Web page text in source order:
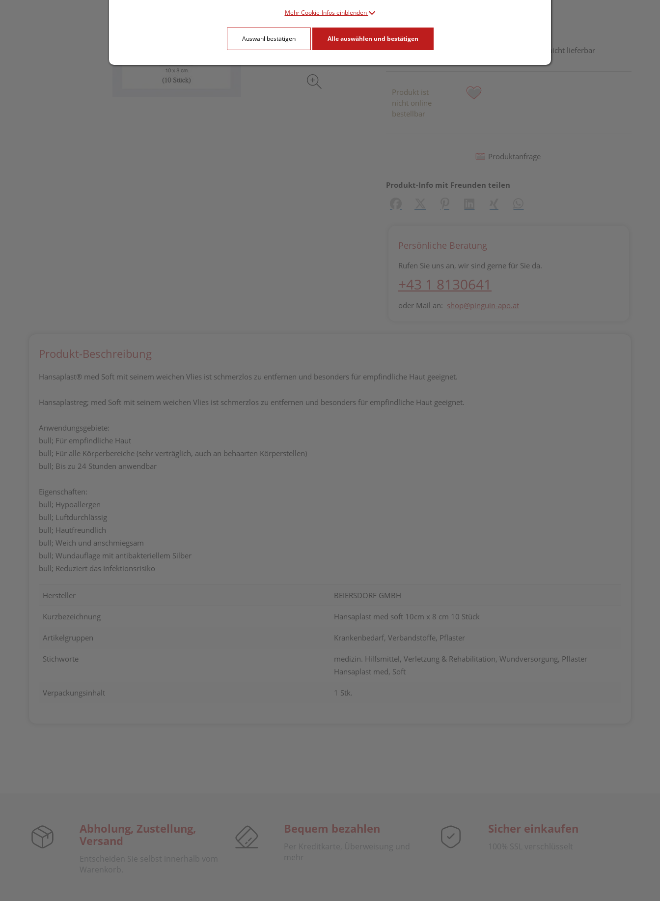
Dieses Produkt ist derzeit vom Hersteller nicht lieferbar
Produkt ist
nicht online
bestellbar
Produktanfrage
Produkt-Info mit Freunden teilen
Persönliche Beratung
Rufen Sie uns an, wir sind gerne für Sie da.
+43 1 8130641
oder Mail an: shop@pinguin-apo.at
Produkt-Beschreibung
Hansaplast® med Soft mit seinem weichen Vlies ist schmerzlos zu entfernen und besonders für empfindliche Haut geeignet.
Hansaplastreg; med Soft mit seinem weichen Vlies ist schmerzlos zu entfernen und besonders für empfindliche Haut geeignet.
Anwendungsgebiete:
bull; Für empfindliche Haut
bull; Für alle Körperbereiche (sehr verträglich, auch an behaarten Körperstellen)
bull; Bis zu 24 Stunden anwendbar
Eigenschaften:
bull; Hypoallergen
bull; Luftdurchlässig
bull; Hautfreundlich
bull; Weich und anschmiegsam
bull; Wundauflage mit antibakteriellem Silber
bull; Reduziert das Infektionsrisiko
Hersteller BEIERSDORF GMBH
Kurzbezeichnung Hansaplast med soft 10cm x 8 cm 10 Stück
Artikelgruppen Krankenbedarf, Verbandstoffe, Pflaster
Stichworte
medizin. Hilfsmittel, Verletzung & Rehabilitation, Wundversorgung, Pflaster
Hansaplast med, Soft
Verpackungsinhalt 1 Stk.
Abholung, Zustellung,
Versand
Entscheiden Sie selbst innerhalb vom
Warenkorb.
Bequem bezahlen
Per Kreditkarte, Überweisung und
mehr
Sicher einkaufen
100% SSL verschlüsselt
Mehr Cookie-Infos einblenden
Auswahl bestätigen Alle auswählen und bestätigen